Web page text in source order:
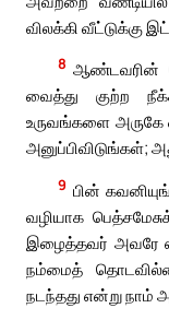
விலக்கி வீட்டுக்கு
8 ஆண்டவரின்
வைத்து குற்ற
உருவங்களை அருகே
அனுப்பிவிடுங்கள்;
9 பின்
வழியாக
இழைத்தவர் அவரே
நம்மைத்
நடந்தது என்று நாம்